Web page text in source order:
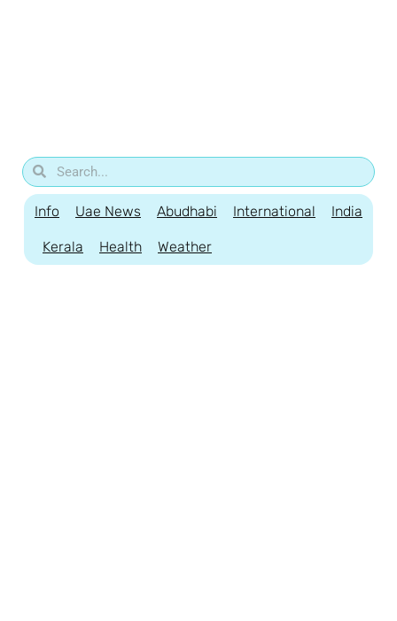
Info Uae News Abudhabi International India
Kerala Health Weather